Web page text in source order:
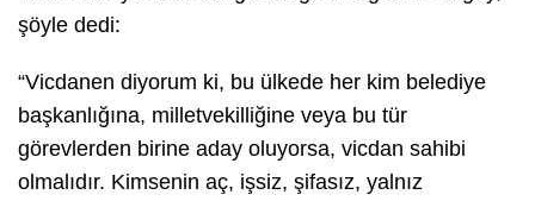
şöyle dedi:
“Vicdanen diyorum ki, bu ülkede her kim belediye
başkanlığına, milletvekilliğine veya bu tür
görevlerden birine aday oluyorsa, vicdan sahibi
olmalıdır. Kimsenin aç, işsiz, şifasız, yalnız